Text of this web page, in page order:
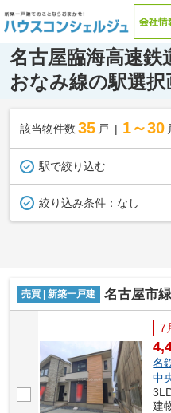
名古屋臨海高速鉄
おなみ線の駅選択
該当物件数 35 戸 1～30
駅で絞り込む
絞り込み条件： なし
売買 | 新築一戸建 名古屋市緑区浦里５
7
名
中
建